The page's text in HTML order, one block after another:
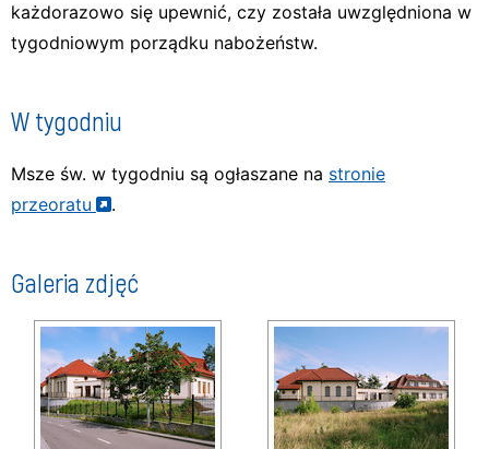
każdorazowo się upewnić, czy została uwzględniona w
tygodniowym porządku nabożeństw.
W tygodniu
Msze św. w tygodniu są ogłaszane na stronie
przeoratu
.
Galeria zdjęć